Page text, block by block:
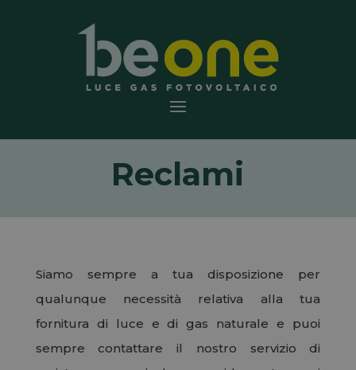
Reclami
Siamo sempre a tua disposizione per
qualunque necessità relativa alla tua
fornitura di luce e di gas naturale e puoi
sempre contattare il nostro servizio di